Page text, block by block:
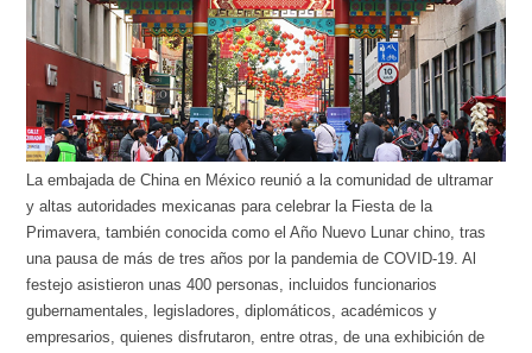
La embajada de China en México reunió a la comunidad de ultramar
y altas autoridades mexicanas para celebrar la Fiesta de la
Primavera, también conocida como el Año Nuevo Lunar chino, tras
una pausa de más de tres años por la pandemia de COVID-19. Al
festejo asistieron unas 400 personas, incluidos funcionarios
gubernamentales, legisladores, diplomáticos, académicos y
empresarios, quienes disfrutaron, entre otras, de una exhibición de